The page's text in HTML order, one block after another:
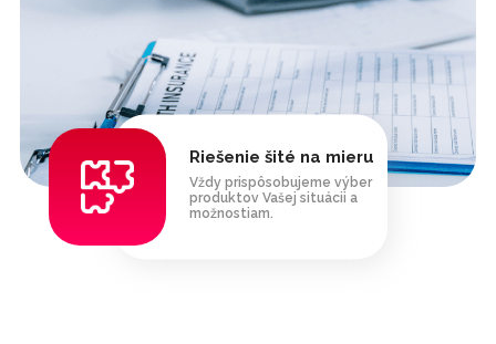
Riešenie šité na mieru
Vždy prispôsobujeme výber
produktov Vašej situácii a
možnostiam.